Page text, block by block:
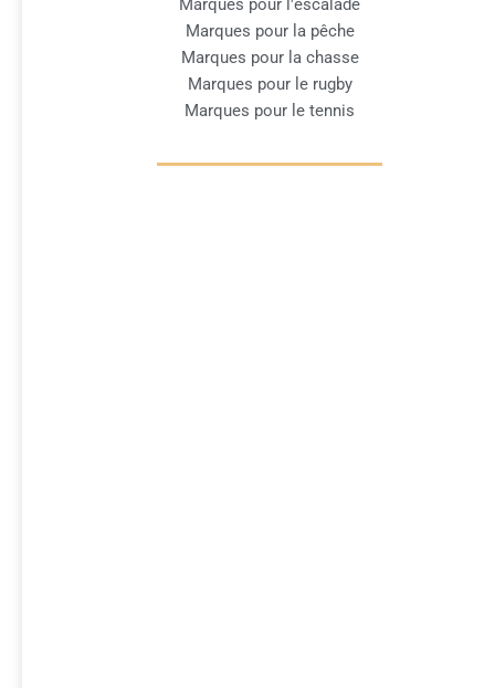
Marques pour l'escalade
Marques pour la pêche
Marques pour la chasse
Marques pour le rugby
Marques pour le tennis